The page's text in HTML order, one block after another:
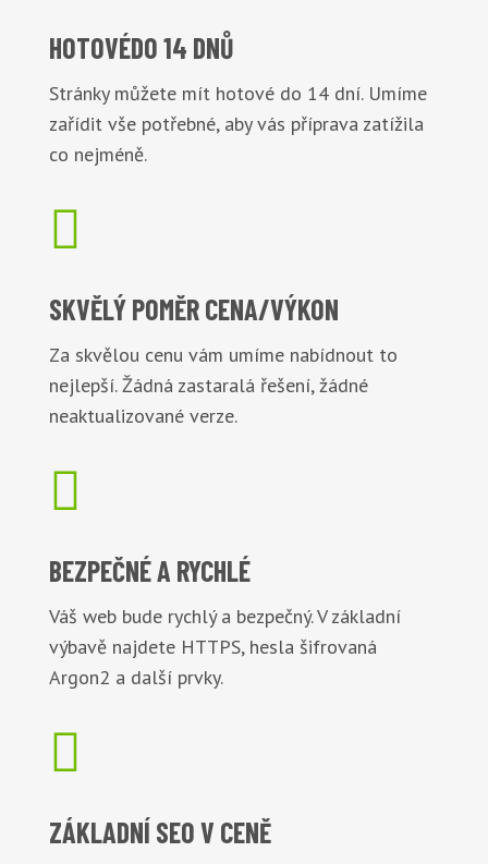
HOTOVÉDO 14 DNŮ
Stránky můžete mít hotové do 14 dní. Umíme
zařídit vše potřebné, aby vás příprava zatížila
co nejméně.

SKVĚLÝ POMĚRCENA/VÝKON
Za skvělou cenu vám umíme nabídnout to
nejlepší. Žádná zastaralá řešení, žádné
neaktualizované verze.

BEZPEČNÉA RYCHLÉ
Váš web bude rychlý a bezpečný. V základní
výbavě najdete HTTPS, hesla šifrovaná
Argon2 a další prvky.

ZÁKLADNÍ SEO V CENĚ